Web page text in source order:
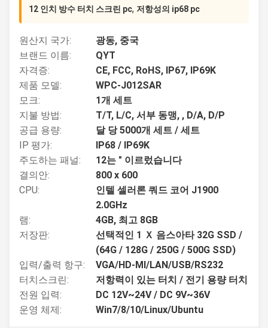
12 인치 방수 터치 스크린 pc, 저항성의 ip68 pc
원산지 국가:
광동, 중국
브랜드 이름:
QYT
자격증:
CE, FCC, RoHS, IP67, IP69K
제품 모델:
WPC-J012SAR
모크:
1개 세트
지불 방법:
T/T, L/C, 서부 동맹, , D/A, D/P
공급 용량:
달 당 5000개 세트 / 세트
IP 평가:
IP68 / IP69K
주도하는 패널:
12는 " 이르렀습니다
결의안:
800 x 600
CPU:
인텔 셀러론 쿼드 코어 J1900
2.0GHz
램:
4GB, 최고 8GB
저장판:
선택적인 1 Ｘ 음스아타 32G SSD /
(64G / 128G / 250G / 500G SSD)
입력/출력 항구:
VGA/HD-MI/LAN/USB/RS232
터치스크린:
저항력이 있는 터치 / 전기 용량 터치
전원 입력:
DC 12V~24V / DC 9V~36V
운영 체제:
Win7/8/10/Linux/Ubuntu